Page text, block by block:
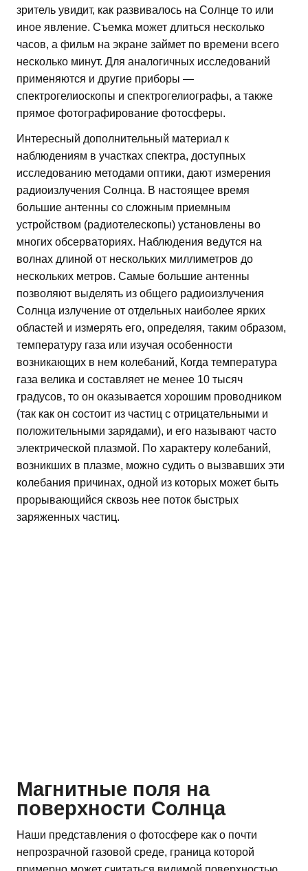
зритель увидит, как развивалось на Солнце то или
иное явление. Съемка может длиться несколько
часов, а фильм на экране займет по времени всего
несколько минут. Для аналогичных исследований
применяются и другие приборы —
спектрогелиоскопы и спектрогелиографы, а также
прямое фотографирование фотосферы.
Интересный дополнительный материал к
наблюдениям в участках спектра, доступных
исследованию методами оптики, дают измерения
радиоизлучения Солнца. В настоящее время
большие антенны со сложным приемным
устройством (радиотелескопы) установлены во
многих обсерваториях. Наблюдения ведутся на
волнах длиной от нескольких миллиметров до
нескольких метров. Самые большие антенны
позволяют выделять из общего радиоизлучения
Солнца излучение от отдельных наиболее ярких
областей и измерять его, определяя, таким образом,
температуру газа или изучая особенности
возникающих в нем колебаний, Когда температура
газа велика и составляет не менее 10 тысяч
градусов, то он оказывается хорошим проводником
(так как он состоит из частиц с отрицательными и
положительными зарядами), и его называют часто
электрической плазмой. По характеру колебаний,
возникших в плазме, можно судить о вызвавших эти
колебания причинах, одной из которых может быть
прорывающийся сквозь нее поток быстрых
заряженных частиц.
Магнитные поля на
поверхности Солнца
Наши представления о фотосфере как о почти
непрозрачной газовой среде, граница которой